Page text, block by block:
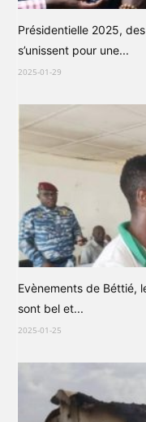
Présidentielle 2025,
s’unissent pour une...
2025-01-29
Evènements de Béttié,
sont bel et...
2025-01-25